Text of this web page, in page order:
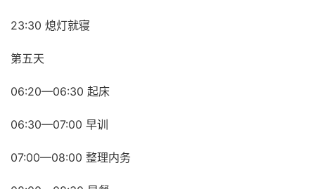
23:30 熄灯就寝
第五天
06:20—06:30 起床
06:30—07:00 早训
07:00—08:00 整理内务